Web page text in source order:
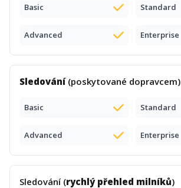
Basic Standard
Advanced Enterprise
Sledování(poskytované dopravcem)
Basic Standard
Advanced Enterprise
Sledování (rychlý přehled milníků)